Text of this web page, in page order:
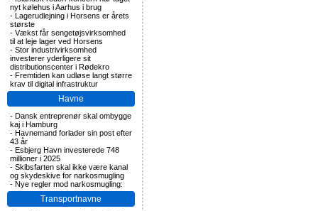
nyt kølehus i Aarhus i brug
- Lagerudlejning i Horsens er årets
største
- Vækst får sengetøjsvirksomhed
til at leje lager ved Horsens
- Stor industrivirksomhed
investerer yderligere sit
distributionscenter i Rødekro
- Fremtiden kan udløse langt større
krav til digital infrastruktur
Havne
- Dansk entreprenør skal ombygge
kaj i Hamburg
- Havnemand forlader sin post efter
43 år
- Esbjerg Havn investerede 748
millioner i 2025
- Skibsfarten skal ikke være kanal
og skydeskive for narkosmugling
- Nye regler mod narkosmugling:
Transportnavne